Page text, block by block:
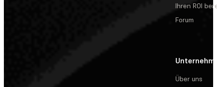
Ihren ROI
Forum
Über uns